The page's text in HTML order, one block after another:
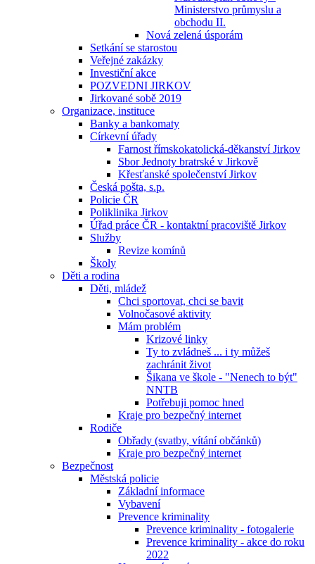
Ministerstvo průmyslu a
obchodu II.
Nová zelená úsporám
Setkání se starostou
Veřejné zakázky
Investiční akce
POZVEDNI JIRKOV
Jirkované sobě 2019
Organizace, instituce
Banky a bankomaty
Církevní úřady
Farnost římskokatolická-děkanství Jirkov
Sbor Jednoty bratrské v Jirkově
Křesťanské společenství Jirkov
Česká pošta, s.p.
Policie ČR
Poliklinika Jirkov
Úřad práce ČR - kontaktní pracoviště Jirkov
Služby
Revize komínů
Školy
Děti a rodina
Děti, mládež
Chci sportovat, chci se bavit
Volnočasové aktivity
Mám problém
Krizové linky
Ty to zvládneš ... i ty můžeš
zachránit život
Šikana ve škole - "Nenech to být"
NNTB
Potřebuji pomoc hned
Kraje pro bezpečný internet
Rodiče
Obřady (svatby, vítání občánků)
Kraje pro bezpečný internet
Bezpečnost
Městská policie
Základní informace
Vybavení
Prevence kriminality
Prevence kriminality - fotogalerie
Prevence kriminality - akce do roku
2022